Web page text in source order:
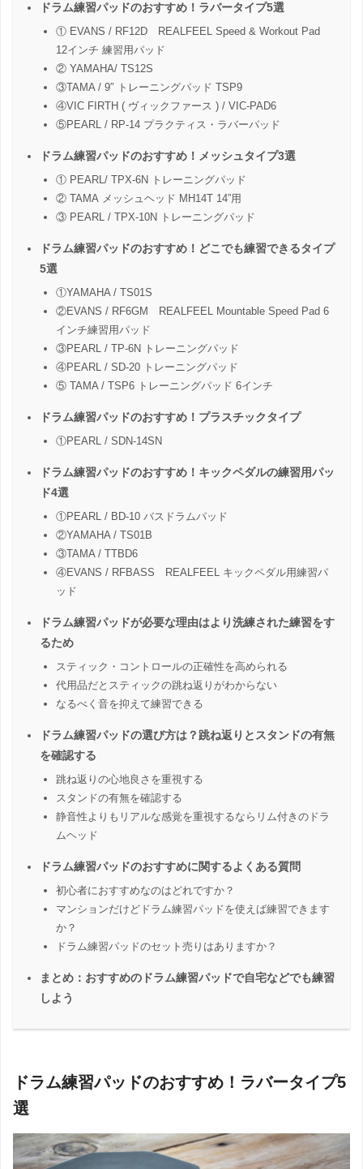
ドラム練習パッドのおすすめ！ラバータイプ5選
① EVANS / RF12D REALFEEL Speed & Workout Pad
12インチ 練習用パッド
② YAMAHA/ TS12S
③TAMA / 9″ トレーニングパッド TSP9
④VIC FIRTH ( ヴィックファース ) / VIC-PAD6
⑤PEARL / RP-14 プラクティス・ラバーパッド
ドラム練習パッドのおすすめ！メッシュタイプ3選
① PEARL/ TPX-6N トレーニングパッド
② TAMA メッシュヘッド MH14T 14”用
③ PEARL / TPX-10N トレーニングパッド
ドラム練習パッドのおすすめ！どこでも練習できるタイプ
5選
①YAMAHA / TS01S
②EVANS / RF6GM REALFEEL Mountable Speed Pad 6
インチ練習用パッド
③PEARL / TP-6N トレーニングパッド
④PEARL / SD-20 トレーニングパッド
⑤ TAMA / TSP6 トレーニングパッド 6インチ
ドラム練習パッドのおすすめ！プラスチックタイプ
①PEARL / SDN-14SN
ドラム練習パッドのおすすめ！キックペダルの練習用パッ
ド4選
①PEARL / BD-10 バスドラムパッド
②YAMAHA / TS01B
③TAMA / TTBD6
④EVANS / RFBASS REALFEEL キックペダル用練習パ
ッド
ドラム練習パッドが必要な理由はより洗練された練習をす
るため
スティック・コントロールの正確性を高められる
代用品だとスティックの跳ね返りがわからない
なるべく音を抑えて練習できる
ドラム練習パッドの選び方は？跳ね返りとスタンドの有無
を確認する
跳ね返りの心地良さを重視する
スタンドの有無を確認する
静音性よりもリアルな感覚を重視するならリム付きのドラ
ムヘッド
ドラム練習パッドのおすすめに関するよくある質問
初心者におすすめなのはどれですか？
マンションだけどドラム練習パッドを使えば練習できます
か？
ドラム練習パッドのセット売りはありますか？
まとめ：おすすめのドラム練習パッドで自宅などでも練習
しよう
ドラム練習パッドのおすすめ！ラバータイプ5
選